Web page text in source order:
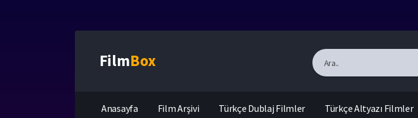
FilmBox
Anasayfa Film Arşivi Türkçe Dublaj Filmler Türkçe Altyazı Filmler